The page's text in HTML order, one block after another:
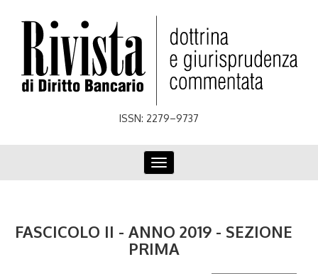
ISSN: 2279–9737
Toggle
navigation
FASCICOLO II - ANNO 2019 - SEZIONE
PRIMA